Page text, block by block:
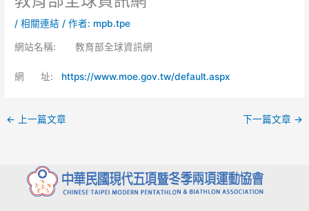
/相關連結 / 作者: mpb.tpe
網站名稱: 教育部全球資訊網
網 址: https://www.moe.gov.tw/default.aspx
← 上一篇文章 下一篇文章 →